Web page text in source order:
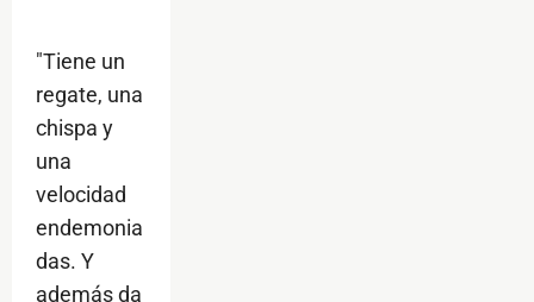
"Tiene un
regate, una
chispa y
una
velocidad
endemonia
das. Y
además da